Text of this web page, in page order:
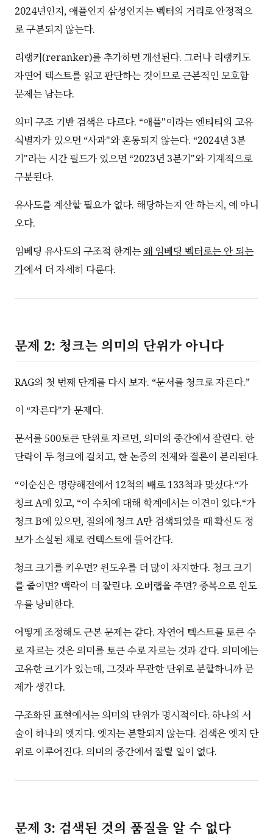
2024년인지, 애플인지 삼성인지는 벡터의 거리로 안정적으
로 구분되지 않는다.
리랭커(reranker)를 추가하면 개선된다. 그러나 리랭커도
자연어 텍스트를 읽고 판단하는 것이므로 근본적인 모호함
문제는 남는다.
의미 구조 기반 검색은 다르다. “애플"이라는 엔티티의 고유
식별자가 있으면 “사과"와 혼동되지 않는다. “2024년 3분
기"라는 시간 필드가 있으면 “2023년 3분기"와 기계적으로
구분된다.
유사도를 계산할 필요가 없다. 해당하는지 안 하는지, 예 아니
오다.
임베딩 유사도의 구조적 한계는 왜 임베딩 벡터로는 안 되는
가에서 더 자세히 다룬다.
문제 2: 청크는 의미의 단위가 아니다
RAG의 첫 번째 단계를 다시 보자. “문서를 청크로 자른다.”
이 “자른다"가 문제다.
문서를 500토큰 단위로 자르면, 의미의 중간에서 잘린다. 한
단락이 두 청크에 걸치고, 한 논증의 전제와 결론이 분리된다.
“이순신은 명량해전에서 12척의 배로 133척과 맞섰다.“가
청크 A에 있고, “이 수치에 대해 학계에서는 이견이 있다.“가
청크 B에 있으면, 질의에 청크 A만 검색되었을 때 확신도 정
보가 소실된 채로 컨텍스트에 들어간다.
청크 크기를 키우면? 윈도우를 더 많이 차지한다. 청크 크기
를 줄이면? 맥락이 더 잘린다. 오버랩을 주면? 중복으로 윈도
우를 낭비한다.
어떻게 조정해도 근본 문제는 같다. 자연어 텍스트를 토큰 수
로 자르는 것은 의미를 토큰 수로 자르는 것과 같다. 의미에는
고유한 크기가 있는데, 그것과 무관한 단위로 분할하니까 문
제가 생긴다.
구조화된 표현에서는 의미의 단위가 명시적이다. 하나의 서
술이 하나의 엣지다. 엣지는 분할되지 않는다. 검색은 엣지 단
위로 이루어진다. 의미의 중간에서 잘릴 일이 없다.
문제 3: 검색된 것의 품질을 알 수 없다